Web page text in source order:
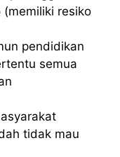
(memiliki resiko
pendidikan
semua
tidak mau